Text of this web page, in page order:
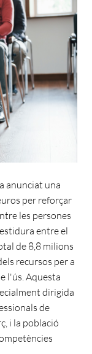
anunciat una
per reforçar
les persones
entre el
de 8,8 milions
recursos per a
l'ús. Aquesta
dirigida
de
i la població